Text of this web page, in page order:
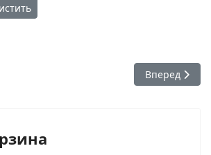
04. Часть 12. О гуру, паденииСледующий:
Вперед